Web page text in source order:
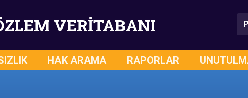
VERİTABANI
HAK ARAMA RAPORLAR